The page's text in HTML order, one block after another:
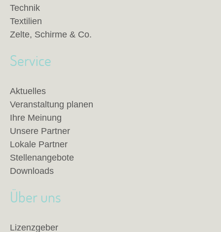
Technik
Textilien
Zelte, Schirme & Co.
Service
Aktuelles
Veranstaltung planen
Ihre Meinung
Unsere Partner
Lokale Partner
Stellenangebote
Downloads
Über uns
Lizenzgeber